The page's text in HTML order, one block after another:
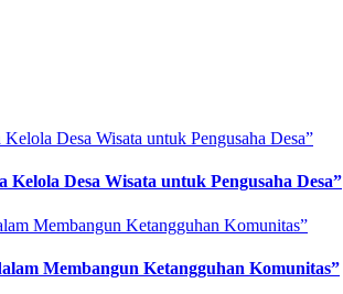
Desa Wisata untuk Pengusaha Desa”
Membangun Ketangguhan Komunitas”